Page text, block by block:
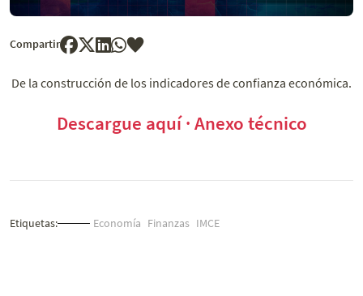
Compartir
De la construcción de los indicadores de confianza económica.
Descargue aquí · Anexo técnico
Etiquetas: Economía Finanzas IMCE